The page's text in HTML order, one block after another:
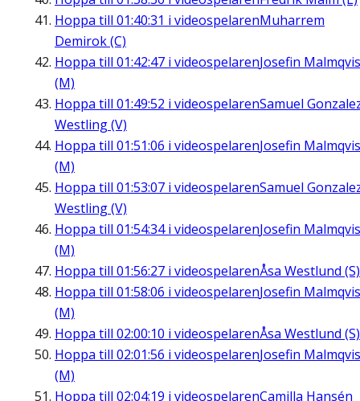
Hoppa till 01:40:31 i videospelarenMuharrem
Demirok (C)
Hoppa till 01:42:47 i videospelarenJosefin
(M)
Hoppa till 01:49:52 i videospelarenSamuel
Westling (V)
Hoppa till 01:51:06 i videospelarenJosefin
(M)
Hoppa till 01:53:07 i videospelarenSamuel
Westling (V)
Hoppa till 01:54:34i videospelarenJosefin
(M)
Hoppa till 01:56:27 i videospelarenÅsa Westlund (S)
Hoppa till 01:58:06 i videospelarenJosefin
(M)
Hoppa till 02:00:10 i videospelarenÅsa Westlund (S)
Hoppa till 02:01:56 i videospelarenJosefin
(M)
Hoppa till 02:04:19 i videospelarenCamilla Hansén